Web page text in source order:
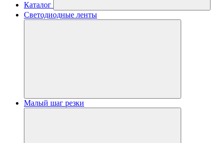
Каталог
Светодиодные ленты
Малый шаг резки